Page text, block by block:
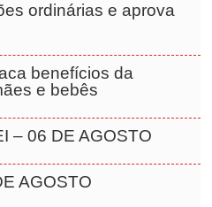
ordinárias e aprova
benefícios da
e bebês
– 06 DE AGOSTO
AGOSTO